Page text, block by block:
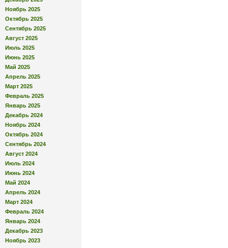
Ноябрь 2025
Октябрь 2025
Сентябрь 2025
Август 2025
Июль 2025
Июнь 2025
Май 2025
Апрель 2025
Март 2025
Февраль 2025
Январь 2025
Декабрь 2024
Ноябрь 2024
Октябрь 2024
Сентябрь 2024
Август 2024
Июль 2024
Июнь 2024
Май 2024
Апрель 2024
Март 2024
Февраль 2024
Январь 2024
Декабрь 2023
Ноябрь 2023